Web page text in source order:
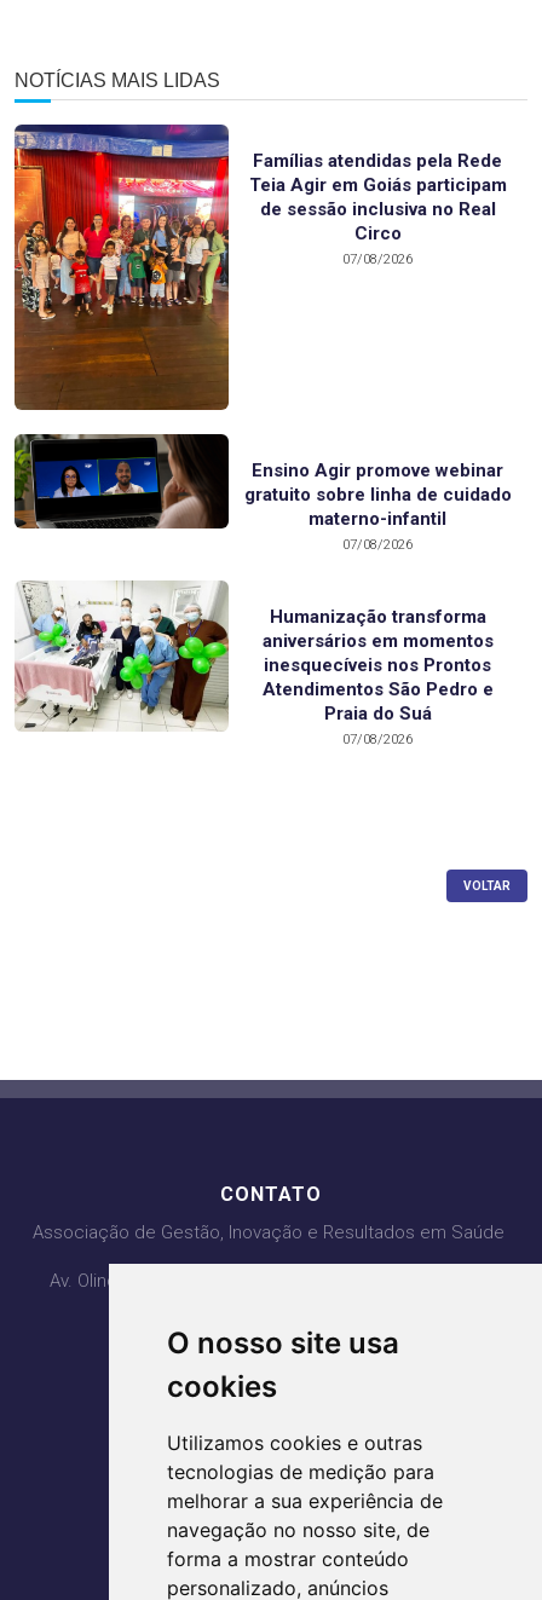
O nosso site usa
cookies
Utilizamos cookies e outras
tecnologias de medição para
melhorar a sua experiência de
navegação no nosso site, de
forma a mostrar conteúdo
personalizado, anúncios
NOTÍCIAS MAIS LIDAS
Famílias atendidas pela Rede
Teia Agir em Goiás participam
de sessão inclusiva no Real
Circo
07/08/2026
Ensino Agir promove webinar
gratuito sobre linha de cuidado
materno-infantil
07/08/2026
Humanização transforma
aniversários em momentos
inesquecíveis nos Prontos
Atendimentos São Pedro e
Praia do Suá
07/08/2026
VOLTAR
CONTATO
Associação de Gestão, Inovação e Resultados em Saúde
Av. Olinda com Av. PL3, Qd. H4 Lt 1, 2, 3 - Ed. Lozandes
Parque Lozandes - Goiânia/GO
agir@agirsaude.org.br
ACESSE AS REDES SOCIAIS